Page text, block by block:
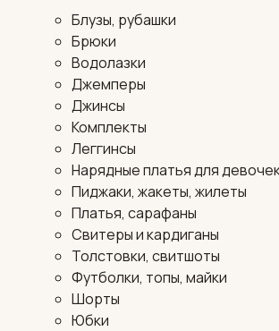
Блузы, рубашки
Брюки
Водолазки
Джемперы
Джинсы
Комплекты
Леггинсы
Нарядные платья для
Пиджаки, жакеты, жилеты
Платья, сарафаны
Свитеры и кардиганы
Толстовки, свитшоты
Футболки, топы, майки
Шорты
Юбки